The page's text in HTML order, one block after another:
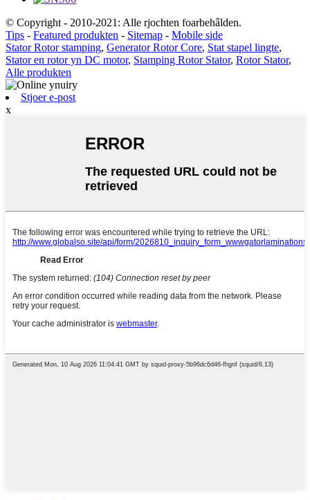
© Copyright - 2010-2021: Alle rjochten foarbehâlden.
Tips - Featured produkten - Sitemap - Mobile side
Stator Rotor stamping, Generator Rotor Core, Stat stapel lingte,
Stator en rotor yn DC motor, Stamping Rotor Stator, Rotor Stator,
Alle produkten
Stjoer e-post
x